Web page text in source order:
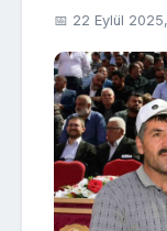
📅 22 Eylül